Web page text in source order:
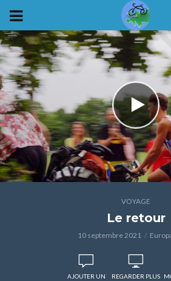
VOYAGE
Le retour
10 septembre 2021
AJOUTER UN
REGARDER PLUS